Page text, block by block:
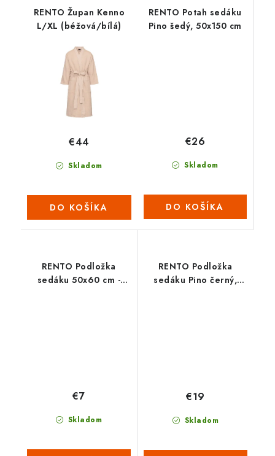
RENTO Župan Kenno
L/XL (béžová/bílá)
Skladom
€44
DO KOŠÍKA
RENTO Potah sedáku
Pino šedý, 50x150 cm
Skladom
€26
DO KOŠÍKA
RENTO Podložka
sedáku 50x60 cm -
Skladom
€7
RENTO Podložka
sedáku Pino černý,
Skladom
€19